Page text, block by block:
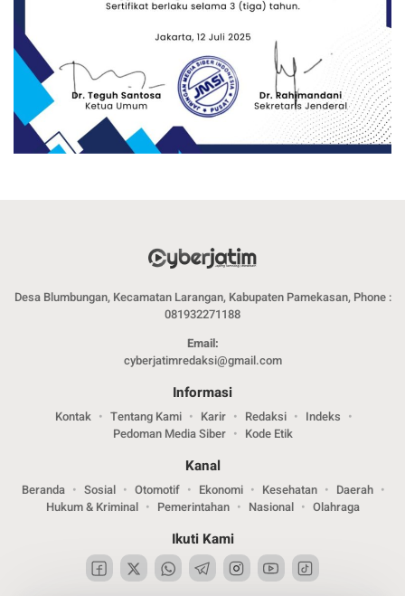
Desa Blumbungan, Kecamatan Larangan, Kabupaten Pamekasan, Phone :
081932271188
Email:
cyberjatimredaksi@gmail.com
Informasi
Kontak Tentang Kami Karir Redaksi
Indeks
Pedoman Media Siber
Kode Etik
Kanal
Beranda Sosial Otomotif Ekonomi Kesehatan
Daerah
Hukum & Kriminal
Pemerintahan Nasional Olahraga
Ikuti Kami